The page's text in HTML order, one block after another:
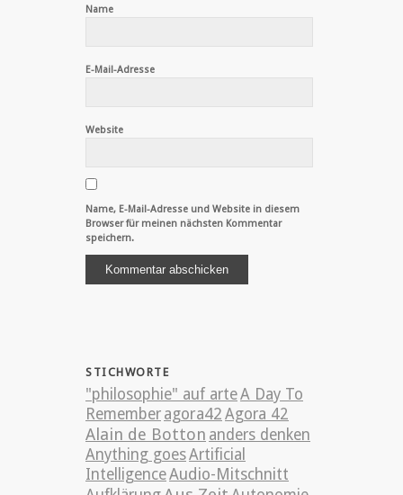
Name
E-Mail-Adresse
Website
Name, E-Mail-Adresse und Website in diesem
Browser für meinen nächsten Kommentar
speichern.
STICHWORTE
"philosophie" auf arteA Day To
Remember agora42 Agora 42
Alain de Botton anders denken
Anything goesArtificial
IntelligenceAudio-Mitschnitt